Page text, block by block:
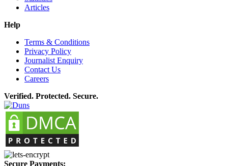
Articles
Help
Terms & Conditions
Privacy Policy
Journalist Enquiry
Contact Us
Careers
Verified. Protected. Secure.
Secure Payments: